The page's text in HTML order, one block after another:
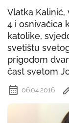
Vlatka Kalinić,
4 i osnivačica
katolike,
svetištu
prigodom
čast svetom
06.04.2016